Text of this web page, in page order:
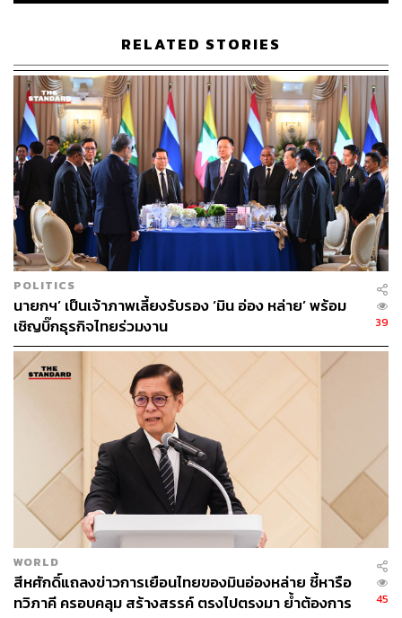
RELATED STORIES
POLITICS
นายกฯ’ เป็นเจ้าภาพเลี้ยงรับรอง ‘มิน อ่อง หล่าย’ พร้อม
เชิญบิ๊กธุรกิจไทยร่วมงาน
39
WORLD
สีหศักดิ์แถลงข่าวการเยือนไทยของมินอ่องหล่าย ชี้หารือ
ทวิภาคี ครอบคลุม สร้างสรรค์ ตรงไปตรงมา ย้ำต้องการ
45